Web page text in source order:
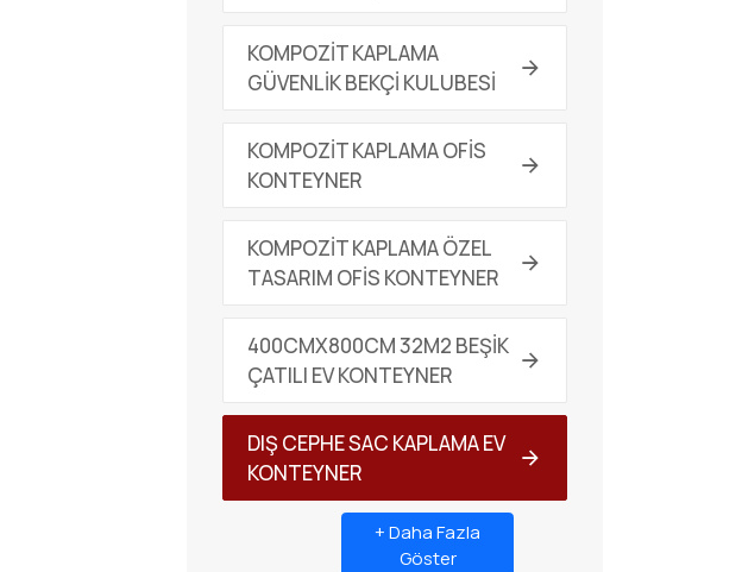
KOMPOZİT KAPLAMA
GÜVENLİK BEKÇİ KULUBESİ
KOMPOZİT KAPLAMA OFİS
KONTEYNER
KOMPOZİT KAPLAMA ÖZEL
TASARIM OFİS KONTEYNER
400CMX800CM 32M2 BEŞİK
ÇATILI EV KONTEYNER
DIŞ CEPHE SAC KAPLAMA EV
KONTEYNER
+ Daha Fazla
Göster